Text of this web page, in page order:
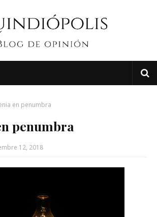
en penumbra
penumbra
12, 2018